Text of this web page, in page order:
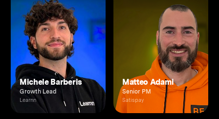
Michele Barberis
Growth Lead
Learnn
Matteo Adami
Senior PM
Satispay